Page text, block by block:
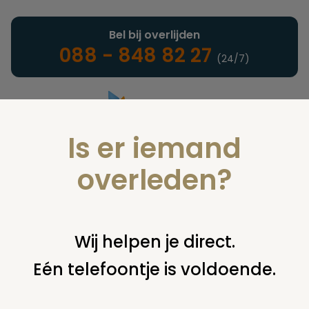
Landelijke uitvaartonderneming
Bel bij overlijden
088 - 848 82 27 (24/7)
U bent hier: home juridisch overige uitvaartplechtigheid
Is er iemand
overleden?
Wij helpen je direct.
Eén telefoontje is voldoende.